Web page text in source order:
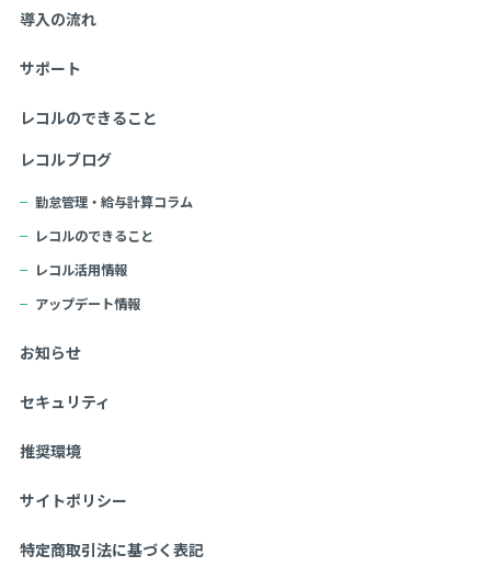
導入の流れ
サポート
レコルのできること
レコルブログ
勤怠管理・給与計算コラム
レコルのできること
レコル活用情報
アップデート情報
お知らせ
セキュリティ
推奨環境
サイトポリシー
特定商取引法に基づく表記